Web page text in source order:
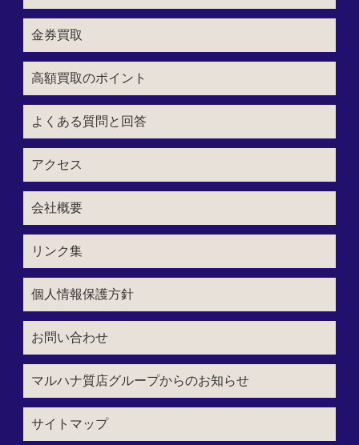
金券買取
高額買取のポイント
よくある質問と回答
アクセス
会社概要
リンク集
個人情報保護方針
お問い合わせ
マルハナ質店グループからのお知らせ
サイトマップ